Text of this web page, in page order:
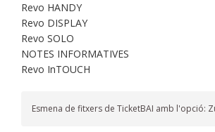
Revo HANDY
Revo DISPLAY
Revo SOLO
NOTES INFORMATIVES
Revo InTOUCH
Esmena de fitxers de TicketBAI amb l'opció: